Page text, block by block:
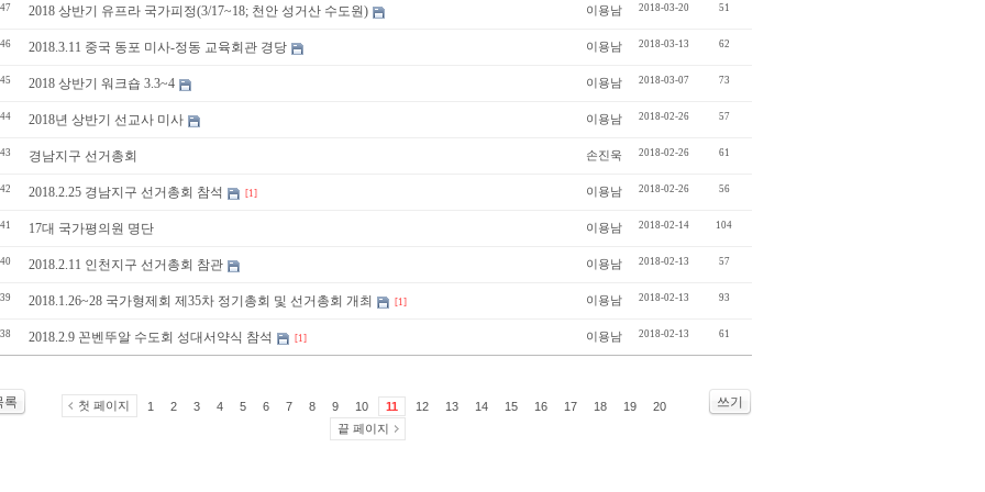
2018 상반기 유프라 국가피정(3/17~18; 천안 성거산 수도원) 이용남 2018-03-20 51
2018.3.11 중국 동포 미사-정동 교육회관 경당 이용남 2018-03-13 62
2018 상반기 워크숍 3.3~4 이용남 2018-03-07 73
2018년 상반기 선교사 미사 이용남 2018-02-26 57
경남지구 선거총회 손진욱 2018-02-26 61
2018.2.25 경남지구 선거총회 참석 [1] 이용남 2018-02-26 56
17대 국가평의원 명단 이용남 2018-02-14 104
2018.2.11 인천지구 선거총회 참관 이용남 2018-02-13 57
2018.1.26~28 국가형제회 제35차 정기총회 및 선거총회 개최 [1] 이용남 2018-02-13 93
2018.2.9 꼰벤뚜알 수도회 성대서약식 참석 [1] 이용남 2018-02-13 61
록 쓰기
첫 페이지 1 2 3 4 5 6 7 8 9 10 11 12 13 14 15 16 17 18 19
20
끝 페이지